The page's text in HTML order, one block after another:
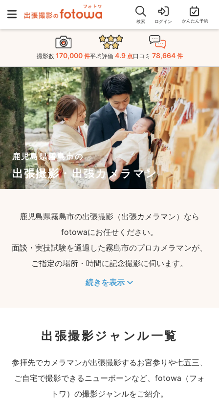
検索 ログイン かんたん予約
撮影数 170,000 件平均評価 4.9 点口コミ 78,664 件
鹿児島県霧島市の
出張撮影・出張カメラマン
鹿児島県霧島市の出張撮影（出張カメラマン）なら
fotowaにお任せください。
面談・実技試験を通過した霧島市のプロカメラマンが、
ご指定の場所・時間に記念撮影に伺います。
続きを表示
出張撮影ジャンル一覧
参拝先でカメラマンが出張撮影するお宮参りや七五三、
ご自宅で撮影できるニューボーンなど、fotowa（フォ
トワ）の撮影ジャンルをご紹介。